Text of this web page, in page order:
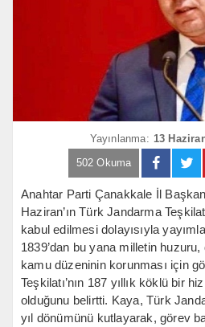
Yayınlanma: 13
502 Okuma
Anahtar Parti Çanakkale İl
Haziran’ın Türk Jandarma
kabul edilmesi dolayısıyla
1839’dan bu yana milletin
kamu düzeninin korunması için
Teşkilatı’nın 187 yıllık köklü bir
olduğunu belirtti. Kaya, Türk
yıl dönümünü kutlayarak, görev